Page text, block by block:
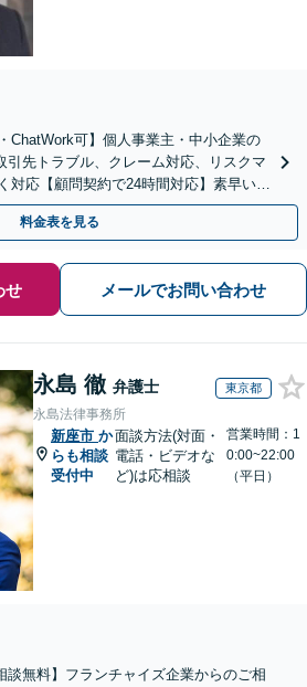
ChatWork可】個人事業主・中小企業の
引先トラブル、クレーム対応、リスクマ
対応【顧問契約で24時間対応】素早いレ
・韓国語対応】
料金表を見る
せ メールでお問い合わせ
永島 徹 弁護士 東京都
永島法律事務所
新座市 か
らも相談
受付中
面談方法(対面・
電話・ビデオな
ど)は応相談
営業時間：1
0:00~22:00
（平日）
談無料】フランチャイズ企業からのご相